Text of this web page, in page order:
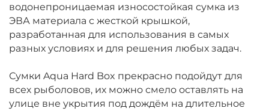
водонепроницаемая износостойкая сумка из
ЭВА материала с жесткой крышкой,
разработанная для использования в самых
разных условиях и для решения любых задач.
Сумки Aqua Hard Box прекрасно подойдут для
всех рыболовов, их можно смело оставлять на
улице вне укрытия под дождём на длительное